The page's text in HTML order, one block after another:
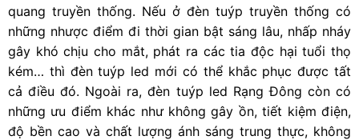
quang truyền thống. Nếu ở đèn tuýp truyền thống có
những nhược điểm đi thời gian bật sáng lâu, nhấp nháy
gây khó chịu cho mắt, phát ra các tia độc hại tuổi thọ
kém… thì đèn tuýp led mới có thể khắc phục được tất
cả điều đó. Ngoài ra, đèn tuýp led Rạng Đông còn có
những ưu điểm khác như không gây ồn, tiết kiệm điện,
độ bền cao và chất lượng ánh sáng trung thực, không